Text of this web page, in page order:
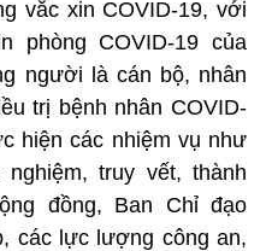
vắc xin COVID-19, với
phòng COVID-19 của
người là cán bộ, nhân
trị bệnh nhân COVID-
hiện các nhiệm vụ như
truy vết, thành
đồng, Ban Chỉ đạo
các lực lượng công an,